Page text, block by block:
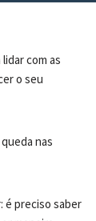
com as
o seu
nas
é preciso saber